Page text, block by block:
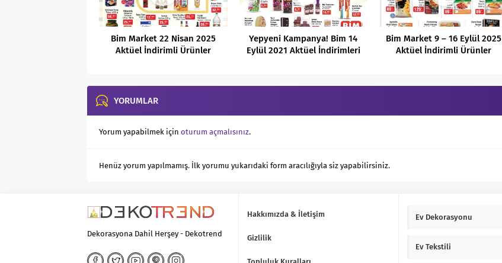
Bim Market 22 Nisan 2025
Aktüel İndirimli Ürünler
Yepyeni Kampanya! Bim 14
Eylül 2021 Aktüel İndirimleri
Bim Market 9 – 16 Eylül 2025
Aktüel İndirimli Ürünler
YORUMLAR
Yorum yapabilmek için oturum açmalısınız.
Henüz yorum yapılmamış. İlk yorumu yukarıdaki form aracılığıyla siz yapabilirsiniz.
Dekorasyona Dahil Herşey - Dekotrend
Hakkımızda & İletişim
Gizlilik
Ev Dekorasyonu
Ev Tekstili